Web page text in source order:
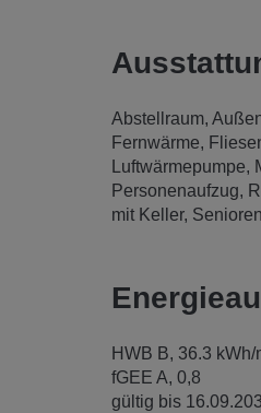
Abstellraum
Fernwärme
Luftwärmepumpe
Personenaufzug
mit Keller
HWB B, 36.3 kWh/
fGEE A, 0,8
gültig bis